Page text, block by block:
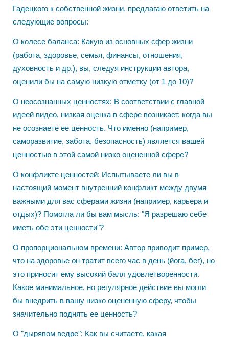
Гадецкого к собственной жизни, предлагаю ответить на
следующие вопросы:
​О колесе баланса: Какую из основных сфер жизни
(работа, здоровье, семья, финансы, отношения,
духовность и др.), вы, следуя инструкции автора,
оценили бы на самую низкую отметку (от 1 до 10)?
​О неосознанных ценностях: В соответствии с главной
идеей видео, низкая оценка в сфере возникает, когда вы
не осознаете ее ценность. Что именно (например,
саморазвитие, забота, безопасность) является вашей
ценностью в этой самой низко оцененной сфере?
​О конфликте ценностей: Испытываете ли вы в
настоящий момент внутренний конфликт между двумя
важными для вас сферами жизни (например, карьера и
отдых)? Помогла ли бы вам мысль: "Я разрешаю себе
иметь обе эти ценности"?
​О пропорциональном времени: Автор приводит пример,
что на здоровье он тратит всего час в день (йога, бег), но
это приносит ему высокий балл удовлетворенности.
Какое минимальное, но регулярное действие вы могли
бы внедрить в вашу низко оцененную сферу, чтобы
значительно поднять ее ценность?
​О "дырявом ведре": Как вы считаете, какая